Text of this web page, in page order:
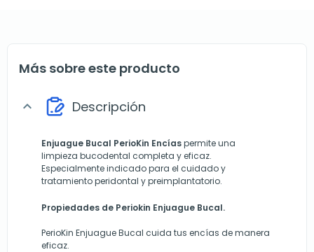
Más sobre este producto
expand_more Descripción
Enjuague Bucal PerioKin Encíaspermite una
limpieza bucodental completa y eficaz.
Especialmente indicado para el cuidado y
tratamiento peridontal y preimplantatorio.
Propiedades de Periokin Enjuague Bucal.
PerioKin Enjuague Bucal cuida tus encías de manera
eficaz.